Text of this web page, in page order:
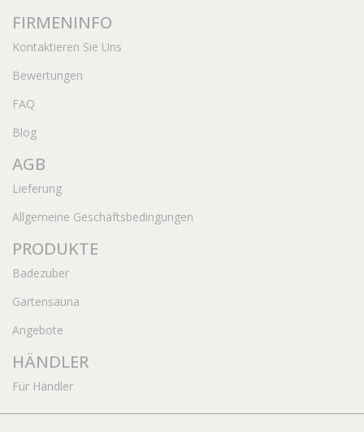
FIRMENINFO
Kontaktieren Sie Uns
Bewertungen
FAQ
Blog
AGB
Lieferung
Allgemeine Geschäftsbedingungen
PRODUKTE
Badezuber
Gartensauna
Angebote
HÄNDLER
Für Händler